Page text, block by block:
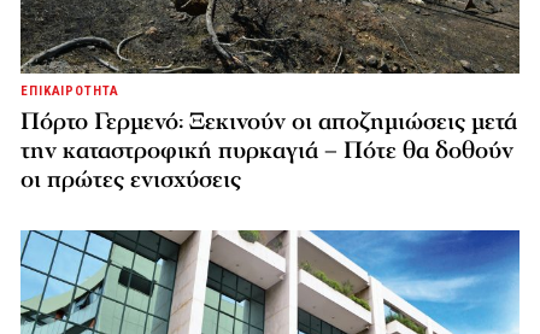
ΕΠΙΚΑΙΡΟΤΗΤΑ
Πόρτο Γερμενό: Ξεκινούν οι αποζημιώσεις μετά
την καταστροφική πυρκαγιά – Πότε θα δοθούν
οι πρώτες ενισχύσεις